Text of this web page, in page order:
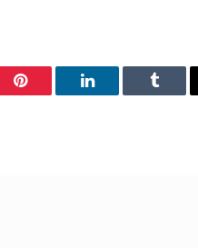
Pinterest LinkedIn